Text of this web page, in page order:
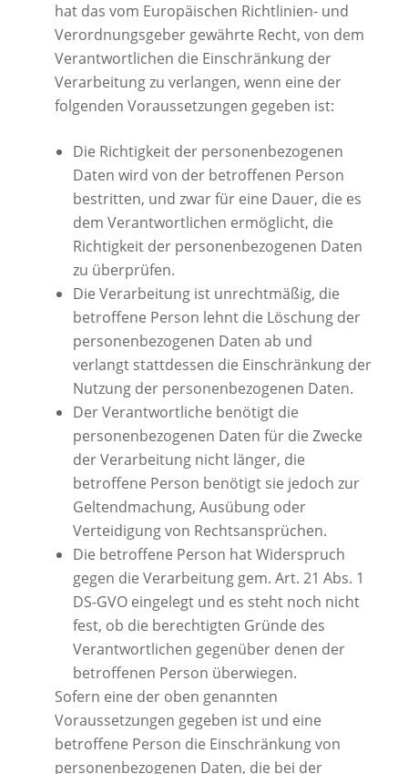
hat das vom Europäischen Richtlinien- und
Verordnungsgeber gewährte Recht, von dem
Verantwortlichen die Einschränkung der
Verarbeitung zu verlangen, wenn eine der
folgenden Voraussetzungen gegeben ist:
Die Richtigkeit der personenbezogenen
Daten wird von der betroffenen Person
bestritten, und zwar für eine Dauer, die es
dem Verantwortlichen ermöglicht, die
Richtigkeit der personenbezogenen Daten
zu überprüfen.
Die Verarbeitung ist unrechtmäßig, die
betroffene Person lehnt die Löschung der
personenbezogenen Daten ab und
verlangt stattdessen die Einschränkung der
Nutzung der personenbezogenen Daten.
Der Verantwortliche benötigt die
personenbezogenen Daten für die Zwecke
der Verarbeitung nicht länger, die
betroffene Person benötigt sie jedoch zur
Geltendmachung, Ausübung oder
Verteidigung von Rechtsansprüchen.
Die betroffene Person hat Widerspruch
gegen die Verarbeitung gem. Art. 21 Abs. 1
DS-GVO eingelegt und es steht noch nicht
fest, ob die berechtigten Gründe des
Verantwortlichen gegenüber denen der
betroffenen Person überwiegen.
Sofern eine der oben genannten
Voraussetzungen gegeben ist und eine
betroffene Person die Einschränkung von
personenbezogenen Daten, die bei der